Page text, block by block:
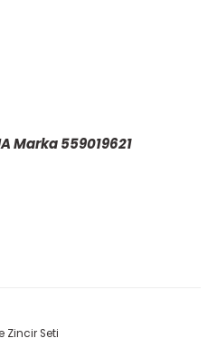
Marka 559019621
Zincir Seti